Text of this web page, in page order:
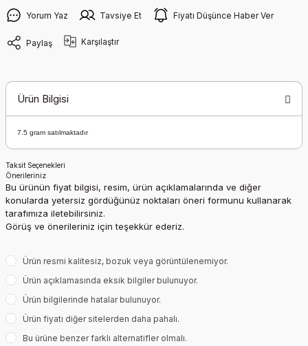
Yorum Yaz Tavsiye Et Fiyatı Düşünce Haber Ver
Paylaş Karşılaştır
Ürün Bilgisi
7.5 gram satılmaktadır
Taksit Seçenekleri
Önerileriniz
Bu ürünün fiyat bilgisi, resim, ürün açıklamalarında ve diğer
konularda yetersiz gördüğünüz noktaları öneri formunu kullanarak
tarafımıza iletebilirsiniz.
Görüş ve önerileriniz için teşekkür ederiz.
Ürün resmi kalitesiz, bozuk veya görüntülenemiyor.
Ürün açıklamasında eksik bilgiler bulunuyor.
Ürün bilgilerinde hatalar bulunuyor.
Ürün fiyatı diğer sitelerden daha pahalı.
Bu ürüne benzer farklı alternatifler olmalı.